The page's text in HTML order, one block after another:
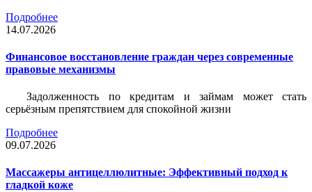
Подробнее
14.07.2026
Финансовое восстановление граждан через современные
правовые механизмы
Задолженность по кредитам и займам может стать
серьёзным препятствием для спокойной жизни
Подробнее
09.07.2026
Массажеры антицеллюлитные: Эффективный подход к
гладкой коже